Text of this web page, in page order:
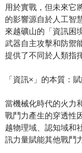
用於實戰，但未來它
的影響源自於人工智
來越礦山的「資訊困
武器自主攻擊和防禦
提供了不同於人類指
「資訊×」的本質：
當機械化時代的火力
戰鬥力產生的穿透性
越物理域、認知域和
訊力量賦能其他戰鬥